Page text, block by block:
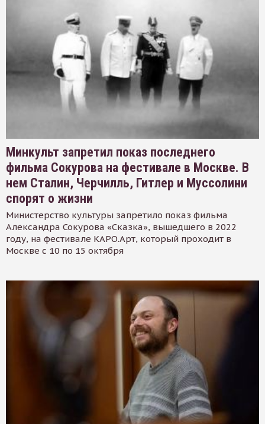
Минкульт запретил показ последнего
фильма Сокурова на фестивале в Москве. В
нем Сталин, Черчилль, Гитлер и Муссолини
спорят о жизни
Министерство культуры запретило показ фильма
Александра Сокурова «Сказка», вышедшего в 2022
году, на фестивале КАРО.Арт, который проходит в
Москве с 10 по 15 октября